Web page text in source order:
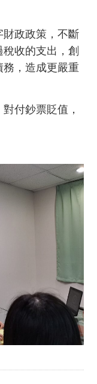
政政策，不斷
收的支出，創
，造成更嚴重
付鈔票貶值，